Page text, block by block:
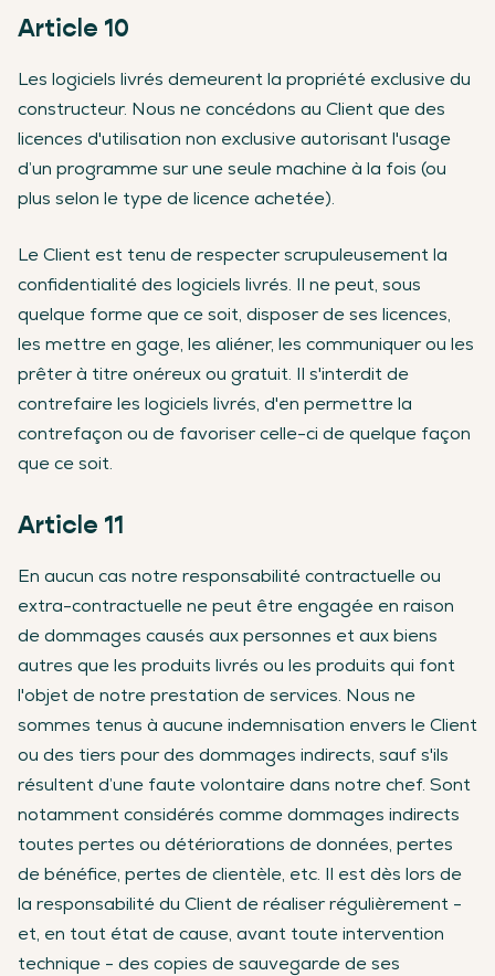
Article 10
Les logiciels livrés demeurent la propriété exclusive du
constructeur. Nous ne concédons au Client que des
licences d'utilisation non exclusive autorisant l'usage
d’un programme sur une seule machine à la fois (ou
plus selon le type de licence achetée).
Le Client est tenu de respecter scrupuleusement la
confidentialité des logiciels livrés. Il ne peut, sous
quelque forme que ce soit, disposer de ses licences,
les mettre en gage, les aliéner, les communiquer ou les
prêter à titre onéreux ou gratuit. Il s'interdit de
contrefaire les logiciels livrés, d'en permettre la
contrefaçon ou de favoriser celle-ci de quelque façon
que ce soit.
Article 11
En aucun cas notre responsabilité contractuelle ou
extra-contractuelle ne peut être engagée en raison
de dommages causés aux personnes et aux biens
autres que les produits livrés ou les produits qui font
l'objet de notre prestation de services. Nous ne
sommes tenus à aucune indemnisation envers le Client
ou des tiers pour des dommages indirects, sauf s'ils
résultent d’une faute volontaire dans notre chef. Sont
notamment considérés comme dommages indirects
toutes pertes ou détériorations de données, pertes
de bénéfice, pertes de clientèle, etc. Il est dès lors de
la responsabilité du Client de réaliser régulièrement -
et, en tout état de cause, avant toute intervention
technique - des copies de sauvegarde de ses